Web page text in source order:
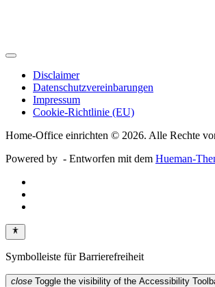
Disclaimer
Datenschutzvereinbarungen
Impressum
Cookie-Richtlinie (EU)
Home-Office einrichten © 2026. Alle Rechte
Powered by - Entworfen mit dem Hueman-
Symbolleiste für Barrierefreiheit
close Toggle the visibility of the Accessibility